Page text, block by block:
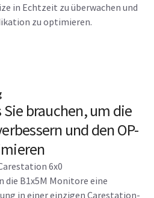
in Echtzeit zu überwachen und
zu optimieren.
Sie brauchen, um die
und den OP-
6x0
die B1x5M Monitore eine
in einer einzigen Carestation-